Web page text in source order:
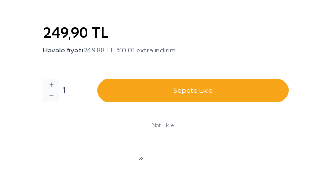
249,90 TL
Havale fiyatı249,88 TL %0.01 extra indirim
Sepete Ekle
Not Ekle